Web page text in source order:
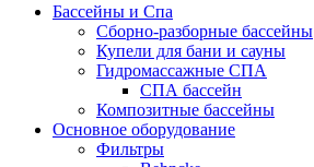
Бассейны и Спа
Сборно-разборные бассейны
Купели для бани и сауны
Гидромассажные СПА
СПА бассейн
Композитные бассейны
Основное оборудование
Фильтры